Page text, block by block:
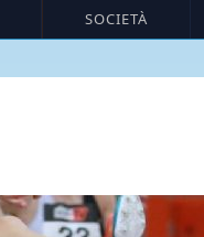
SOCIETÀ